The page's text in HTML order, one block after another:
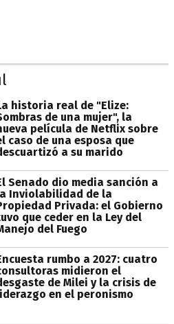
historia real de "Elize:
de una mujer", la
película de Netflix sobre
caso de una esposa que
a su marido
Senado dio media sanción a
Inviolabilidad de la
Privada: el Gobierno
que ceder en la Ley del
del Fuego
rumbo a 2027: cuatro
midieron el
de Milei y la crisis de
en el peronismo